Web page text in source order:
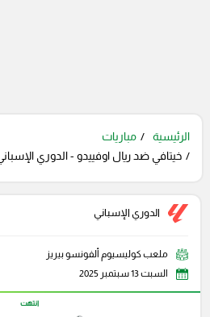
الرئيسية
مباريات
خيتافي ضد ريال اوفييدو - الدوري
الدوري الإسباني
ملعب كوليسيوم ألفونسو بيريز
السبت 13 سبتمبر 2025
انتهت